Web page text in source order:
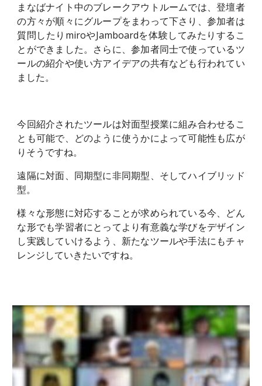
まなばナイト中のブレークアウトルームでは、登壇者
の方々が順々にグループをまわって下さり、参加者は
質問したりmiroやJamboardを体験してみたりするこ
とができました。さらに、参加者同士で使っているツ
ールの紹介や使い方アイデアの共有なども行われてい
ました。
今回紹介されたツールは対面型授業に組み合わせるこ
とも可能で、どのように使うかによって可能性も広が
りそうですね。
遠隔に対面、同期型に非同期型、そしてハイブリッド
型。
様々な形態に対応することが求められている今、どん
な形でも学習者にとってより有意義な学びをデザイン
し実践していけるよう、新たなツールや手法にもチャ
レンジしていきたいですね。